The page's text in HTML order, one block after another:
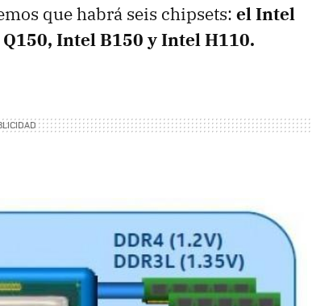
que habrá seis chipsets: el Intel
Intel B150 y Intel H110.